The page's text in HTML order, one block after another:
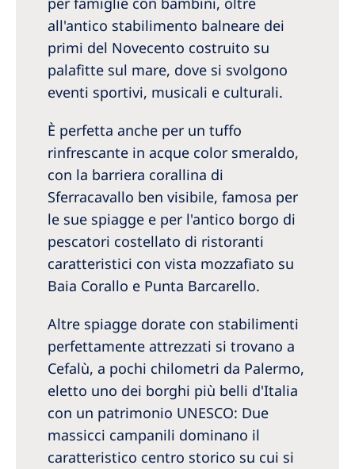
all'antico stabilimento balneare dei
primi del Novecento costruito su
palafitte sul mare, dove si svolgono
eventi sportivi, musicali e culturali.
È perfetta anche per un tuffo
rinfrescante in acque color smeraldo,
con la barriera corallina di
Sferracavallo ben visibile, famosa per
le sue spiagge e per l'antico borgo di
pescatori costellato di ristoranti
caratteristici con vista mozzafiato su
Baia Corallo e Punta Barcarello.
Altre spiagge dorate con stabilimenti
perfettamente attrezzati si trovano a
Cefalù, a pochi chilometri da Palermo,
eletto uno dei borghi più belli d'Italia
con un patrimonio UNESCO: Due
massicci campanili dominano il
caratteristico centro storico su cui si